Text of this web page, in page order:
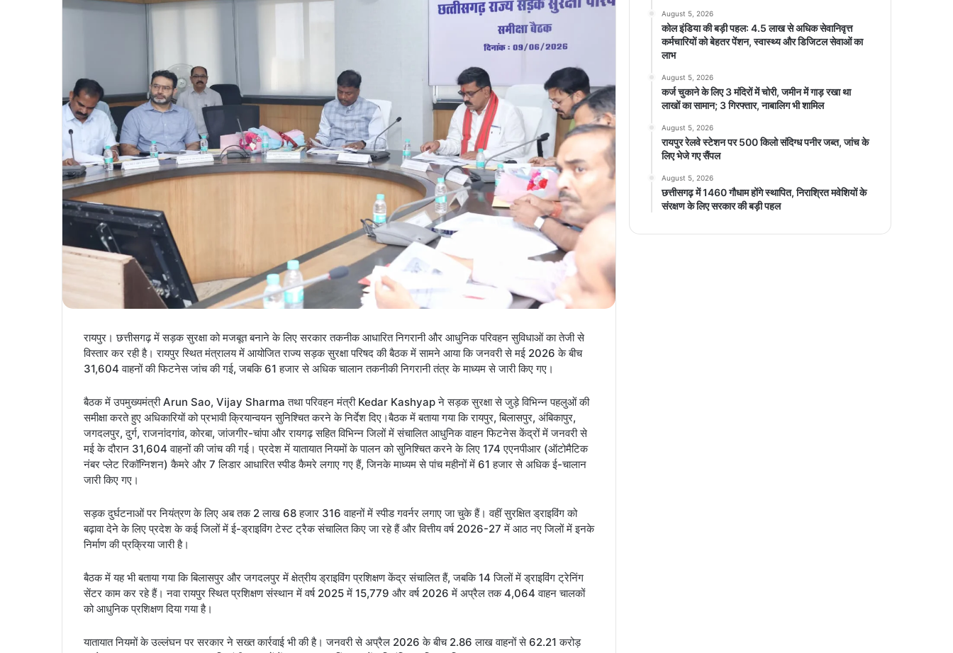
रायपुर। छत्तीसगढ़ में सड़क सुरक्षा को मजबूत बनाने के लिए सरकार तकनीक आधारित निगरानी और आधुनिक परिवहन सुविधाओं का तेजी से
विस्तार कर रही है। रायपुर स्थित मंत्रालय में आयोजित राज्य सड़क सुरक्षा परिषद की बैठक में सामने आया कि जनवरी से मई 2026 के बीच
31,604 वाहनों की फिटनेस जांच की गई, जबकि 61 हजार से अधिक चालान तकनीकी निगरानी तंत्र के माध्यम से जारी किए गए।
बैठक में उपमुख्यमंत्री Arun Sao, Vijay Sharma तथा परिवहन मंत्री Kedar Kashyap ने सड़क सुरक्षा से जुड़े विभिन्न पहलुओं की
समीक्षा करते हुए अधिकारियों को प्रभावी क्रियान्वयन सुनिश्चित करने के निर्देश दिए।बैठक में बताया गया कि रायपुर, बिलासपुर, अंबिकापुर,
जगदलपुर, दुर्ग, राजनांदगांव, कोरबा, जांजगीर-चांपा और रायगढ़ सहित विभिन्न जिलों में संचालित आधुनिक वाहन फिटनेस केंद्रों में जनवरी से
मई के दौरान 31,604 वाहनों की जांच की गई। प्रदेश में यातायात नियमों के पालन को सुनिश्चित करने के लिए 174 एएनपीआर (ऑटोमैटिक
नंबर प्लेट रिकॉग्निशन) कैमरे और 7 लिडार आधारित स्पीड कैमरे लगाए गए हैं, जिनके माध्यम से पांच महीनों में 61 हजार से अधिक ई-चालान
जारी किए गए।
सड़क दुर्घटनाओं पर नियंत्रण के लिए अब तक 2 लाख 68 हजार 316 वाहनों में स्पीड गवर्नर लगाए जा चुके हैं। वहीं सुरक्षित ड्राइविंग को
बढ़ावा देने के लिए प्रदेश के कई जिलों में ई-ड्राइविंग टेस्ट ट्रैक संचालित किए जा रहे हैं और वित्तीय वर्ष 2026-27 में आठ नए जिलों में इनके
निर्माण की प्रक्रिया जारी है।
बैठक में यह भी बताया गया कि बिलासपुर और जगदलपुर में क्षेत्रीय ड्राइविंग प्रशिक्षण केंद्र संचालित हैं, जबकि 14 जिलों में ड्राइविंग ट्रेनिंग
सेंटर काम कर रहे हैं। नवा रायपुर स्थित प्रशिक्षण संस्थान में वर्ष 2025 में 15,779 और वर्ष 2026 में अप्रैल तक 4,064 वाहन चालकों
को आधुनिक प्रशिक्षण दिया गया है।
यातायात नियमों के उल्लंघन पर सरकार ने सख्त कार्रवाई भी की है। जनवरी से अप्रैल 2026 के बीच 2.86 लाख वाहनों से 62.21 करोड़
August 5, 2026
कोल इंडिया की बड़ी पहल: 4.5 लाख से अधिक सेवानिवृत्त
कर्मचारियों को बेहतर पेंशन, स्वास्थ्य और डिजिटल सेवाओं का
लाभ
August 5, 2026
कर्ज चुकाने के लिए 3 मंदिरों में चोरी, जमीन में गाड़ रखा था
लाखों का सामान; 3 गिरफ्तार, नाबालिग भी शामिल
August 5, 2026
रायपुर रेलवे स्टेशन पर 500 किलो संदिग्ध पनीर जब्त, जांच के
लिए भेजे गए सैंपल
August 5, 2026
छत्तीसगढ़ में 1460 गौधाम होंगे स्थापित, निराश्रित मवेशियों के
संरक्षण के लिए सरकार की बड़ी पहल